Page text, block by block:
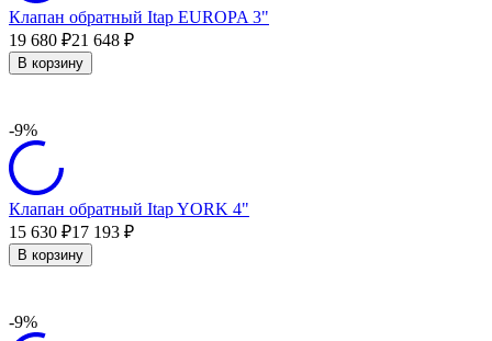
Клапан обратный Itap EUROPA 3"
19 680 ₽21 648 ₽
В корзину
-9%
Клапан обратный Itap YORK 4"
15 630 ₽17 193 ₽
В корзину
-9%